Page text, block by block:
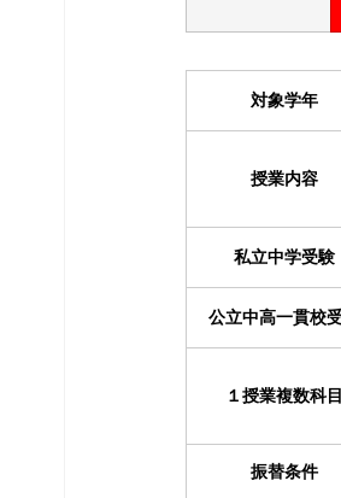
対象学年
授業内容
私立中学受験
公立中高一貫校
１授業複数科目
振替条件